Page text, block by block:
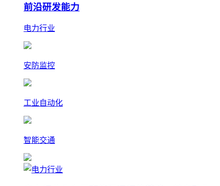
前沿研发能力
电力行业
安防监控
工业自动化
智能交通